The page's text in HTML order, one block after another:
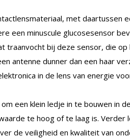
met daartussen
een minuscule glucosesensor
traanvocht bij deze sensor, die op
antenne dunner dan een haar
in de lens van energie
een klein ledje in te bouwen in
te hoog of te laag is. Verder
de veiligheid en kwaliteit van